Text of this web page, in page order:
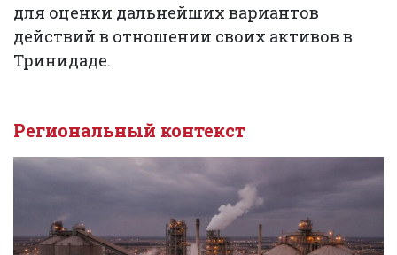
для оценки дальнейших вариантов
действий в отношении своих активов в
Тринидаде.
Региональный контекст